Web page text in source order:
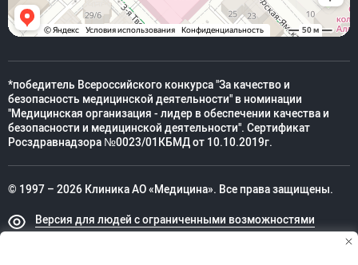
*победитель Всероссийского конкурса "За качество и
безопасность медицинской деятельности" в номинации
"Медицинская организация - лидер в обеспечении качества и
безопасности и медицинской деятельности". Сертификат
Росздравнадзора №0023/01КБМД от 10.10.2019г.
© 1997 – 2026 Клиника АО «Медицина». Все права защищены.
Версия для людей с ограниченными возможностями